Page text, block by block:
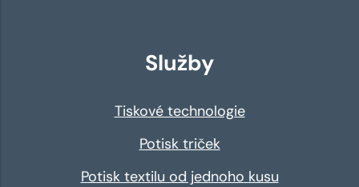
Služby
Tiskové technologie
Potisk triček
Potisk textilu od jednoho kusu